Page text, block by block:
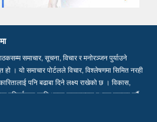
समाचार, सूचना, विचार र मनोरञ्जन पुर्याउने
। यो समाचार पोर्टलले विचार, विश्लेषणमा सिमित नरही
पनि बढाबा दिने लक्ष्य राखेको छ । विकास,
परिवर्तनका लागि भएका सकारात्मक पक्षहरु उजागर गर्दै
समाचार सम्प्रेषण गर्न हामी प्रतिवद्ध छौं…